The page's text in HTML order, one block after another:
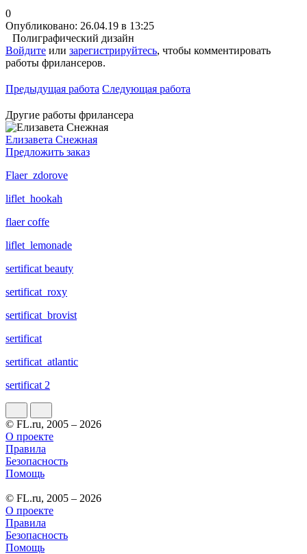
0
Опубликовано: 26.04.19 в 13:25
Полиграфический дизайн
Войдите или зарегистрируйтесь, чтобы комментировать
работы фрилансеров.
Предыдущая работа Следующая работа
Другие работы фрилансера
Елизавета Снежная
Предложить заказ
Flaer_zdorove
liflet_hookah
flaer coffe
liflet_lemonade
sertificat beauty
sertificat_roxy
sertificat_brovist
sertificat
sertificat_atlantic
sertificat 2
© FL.ru, 2005 – 2026
О проекте
Правила
Безопасность
Помощь
© FL.ru, 2005 – 2026
О проекте
Правила
Безопасность
Помощь